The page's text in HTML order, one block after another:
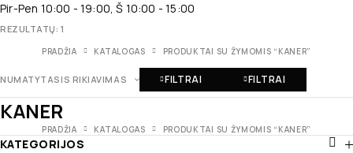
Pir-Pen 10:00 - 19:00, Š 10:00 - 15:00
REZULTATŲ: 1
PRADŽIA KATALOGAS PRODUKTAI SU ŽYMOMIS “KANER”
NUMATYTASIS RIKIAVIMAS FILTRAI FILTRAI
KANER
PRADŽIA KATALOGAS PRODUKTAI SU ŽYMOMIS “KANER”
KATEGORIJOS